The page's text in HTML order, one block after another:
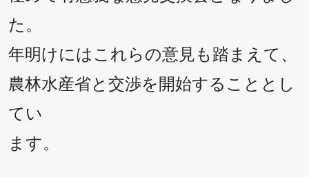
た。
年明けにはこれらの意見も踏まえて、
農林水産省と交渉を開始することとし
てい
ます。